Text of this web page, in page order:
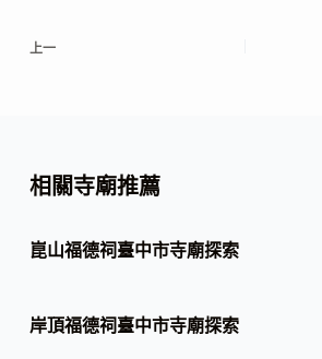
上一
相關寺廟推薦
崑山福德祠臺中市寺廟探索
岸頂福德祠臺中市寺廟探索